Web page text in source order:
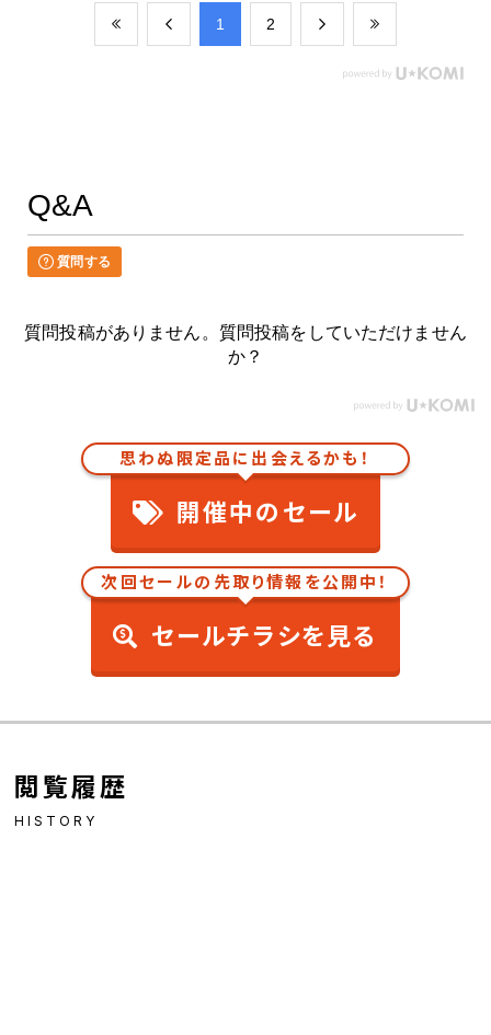
​1 ​2
Q&A
質問する
質問投稿がありません。質問投稿をしていただけません
か？
思わぬ限定品に出会えるかも！
開催中のセール
次回セールの先取り情報を公開中！
セールチラシを見る
閲覧履歴
HISTORY